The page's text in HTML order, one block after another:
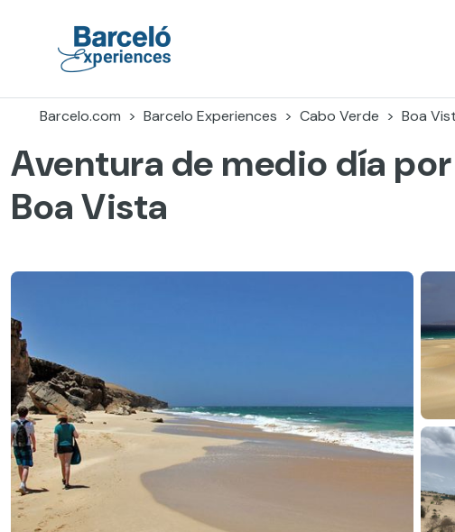
Barcelo.com
Barcelo Experiences Cabo Verde Boa
Aventura de medio día
Boa Vista